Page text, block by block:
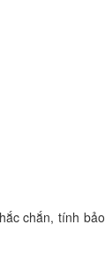
chắn, tính bảo